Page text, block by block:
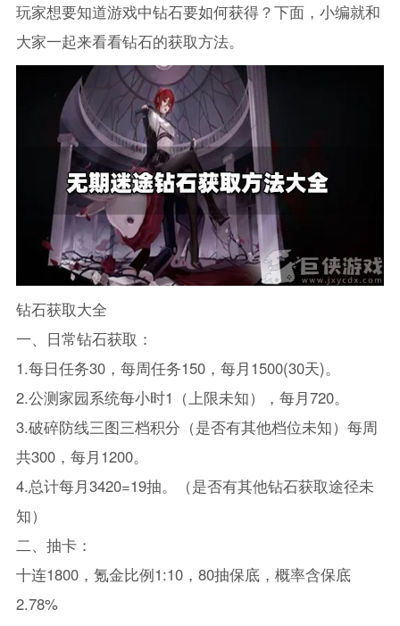
玩家想要知道游戏中钻石要如何获得？下面，小编就和
大家一起来看看钻石的获取方法。
钻石获取大全
一、日常钻石获取：
1.每日任务30，每周任务150，每月1500(30天)。
2.公测家园系统每小时1（上限未知），每月720。
3.破碎防线三图三档积分（是否有其他档位未知）每周
共300，每月1200。
4.总计每月3420=19抽。（是否有其他钻石获取途径未
知）
二、抽卡：
十连1800，氪金比例1:10，80抽保底，概率含保底
2.78%